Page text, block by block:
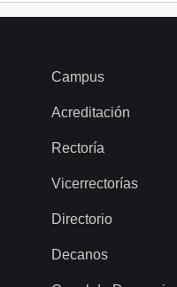
Campus
Acreditación
Rectoría
Vicerrectorías
Directorio
Decanos